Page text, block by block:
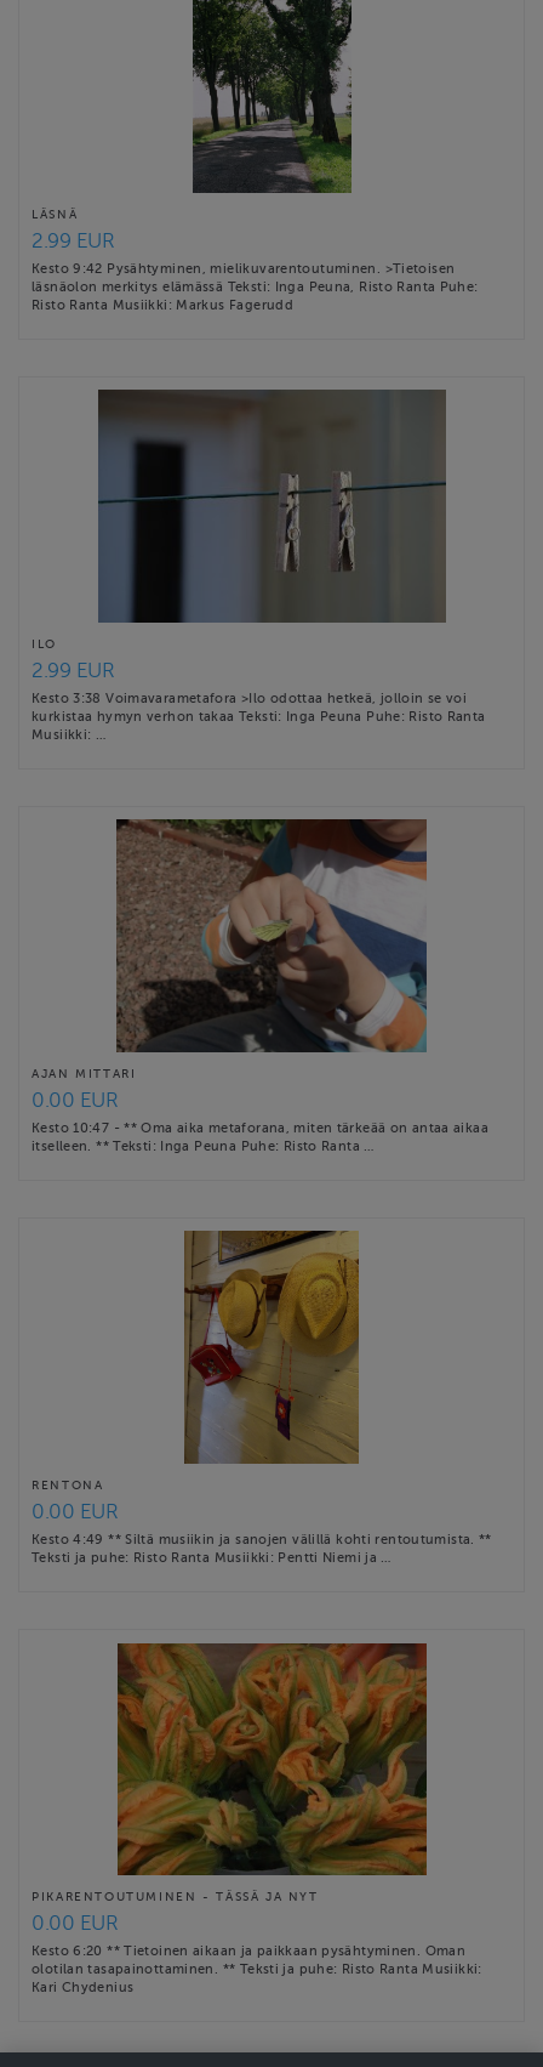
LÄSNÄ
2.99 EUR
Kesto 9:42 Pysähtyminen, mielikuvarentoutuminen. >Tietoisen
läsnäolon merkitys elämässä Teksti: Inga Peuna, Risto Ranta Puhe:
Risto Ranta Musiikki: Markus Fagerudd
ILO
2.99 EUR
Kesto 3:38 Voimavarametafora >Ilo odottaa hetkeä, jolloin se voi
kurkistaa hymyn verhon takaa Teksti: Inga Peuna Puhe: Risto Ranta
Musiikki: …
AJAN MITTARI
0.00 EUR
Kesto 10:47 - ** Oma aika metaforana, miten tärkeää on antaa aikaa
itselleen. ** Teksti: Inga Peuna Puhe: Risto Ranta …
RENTONA
0.00 EUR
Kesto 4:49 ** Siltä musiikin ja sanojen välillä kohti rentoutumista. **
Teksti ja puhe: Risto Ranta Musiikki: Pentti Niemi ja …
PIKARENTOUTUMINEN - TÄSSÄ JA NYT
0.00 EUR
Kesto 6:20 ** Tietoinen aikaan ja paikkaan pysähtyminen. Oman
olotilan tasapainottaminen. ** Teksti ja puhe: Risto Ranta Musiikki:
Kari Chydenius